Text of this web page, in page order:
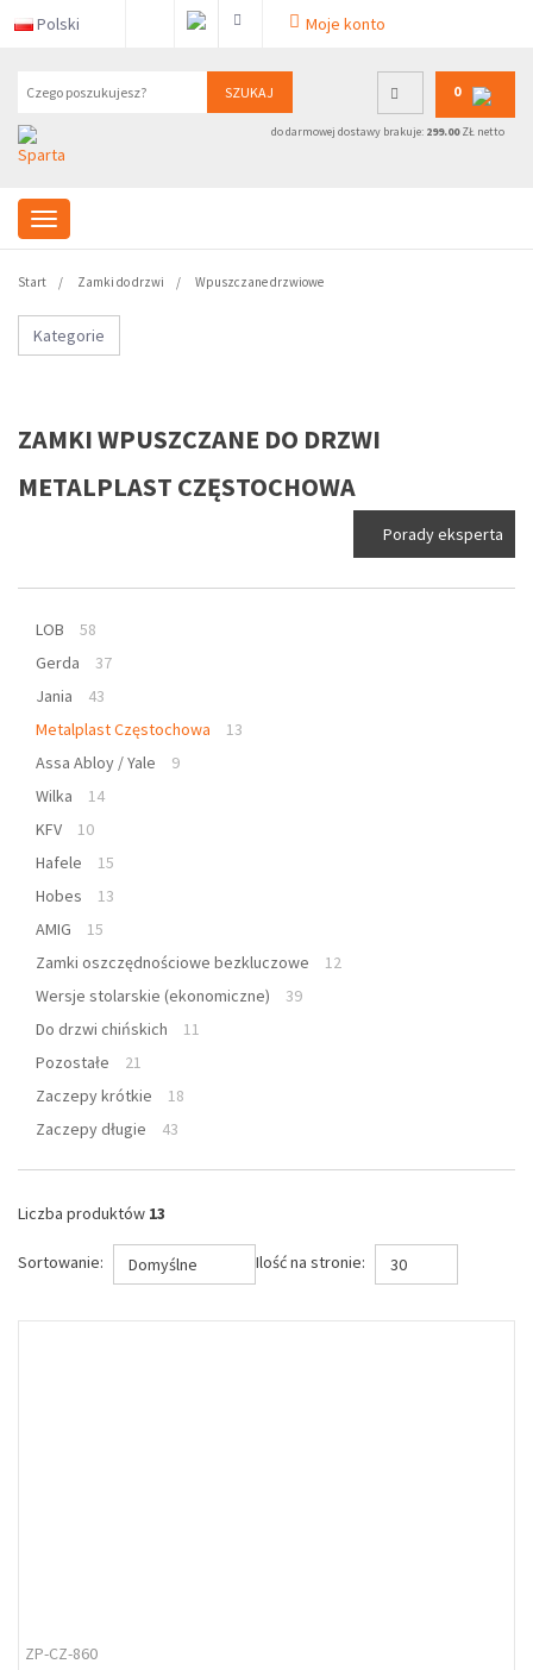
Polski Moje konto
SZUKAJ 0
do darmowej dostawy brakuje: 299.00ZŁ netto
Start Zamki do drzwi Wpuszczane drzwiowe
Kategorie
ZAMKI WPUSZCZANE DO DRZWI
METALPLAST CZĘSTOCHOWA
Porady eksperta
LOB
58
Gerda
37
Jania
43
Metalplast Częstochowa
13
Assa Abloy / Yale
9
Wilka
14
KFV
10
Hafele
15
Hobes
13
AMIG
15
Zamki oszczędnościowe bezkluczowe
12
Wersje stolarskie (ekonomiczne)
39
Do drzwi chińskich
11
Pozostałe
21
Zaczepy krótkie
18
Zaczepy długie
43
Liczba produktów 13
Sortowanie: Domyślne Ilość na stronie: 30
ZP-CZ-860